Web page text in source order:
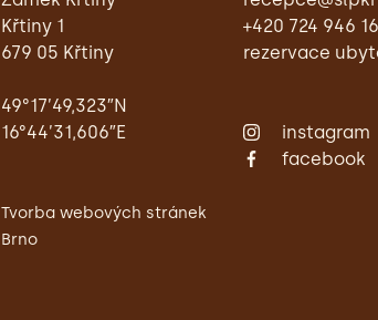
Křtiny 1
679 05 Křtiny
49°17’49,323″N
16°44’31,606″E
Tvorba webových stránek
Brno
+420 724 946
rezervace
instagram
facebook